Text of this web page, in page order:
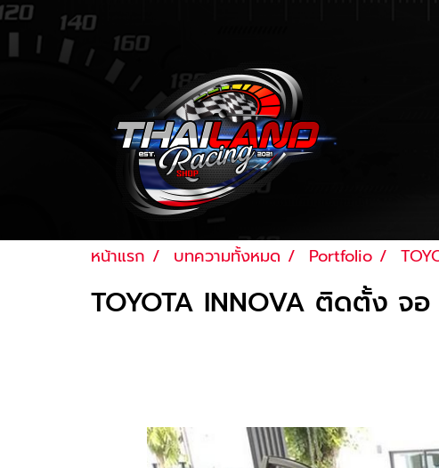
หน้าแรก บทความทั้งหมด Portfolio
TOYOTA INNOVA ติดตั้ง จ